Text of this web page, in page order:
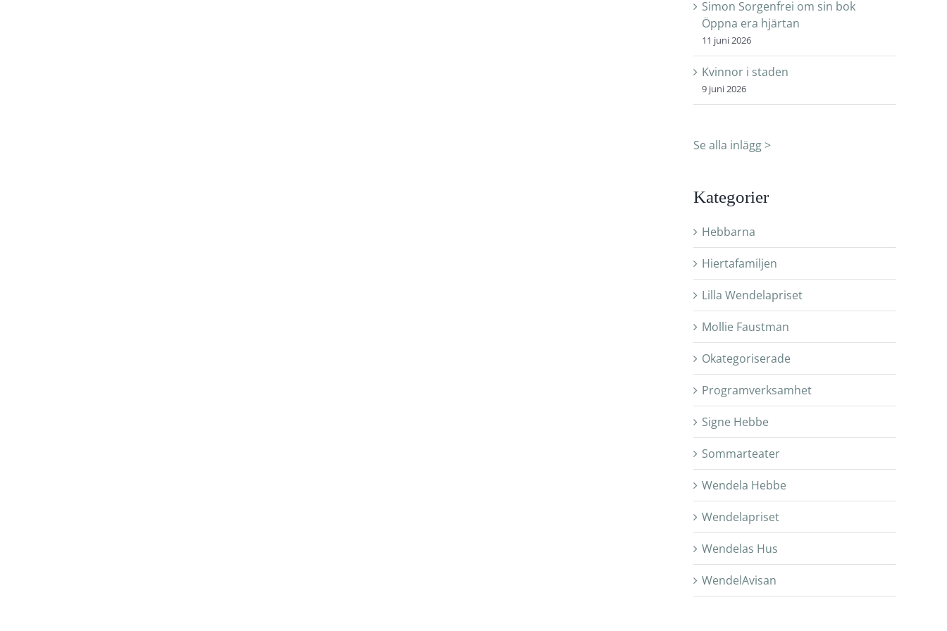
Simon Sorgenfrei om sin bok
Öppna era hjärtan
11 juni 2026
Kvinnor i staden
9 juni 2026
Se alla inlägg >
Kategorier
Hebbarna
Hiertafamiljen
Lilla Wendelapriset
Mollie Faustman
Okategoriserade
Programverksamhet
Signe Hebbe
Sommarteater
Wendela Hebbe
Wendelapriset
Wendelas Hus
WendelAvisan